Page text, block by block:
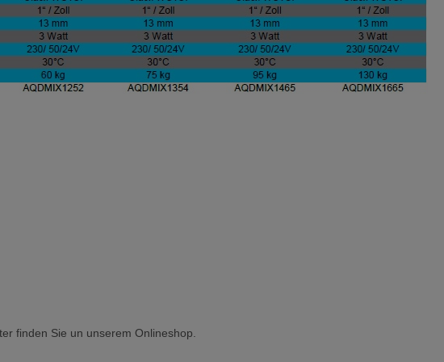
finden Sie un unserem Onlineshop.